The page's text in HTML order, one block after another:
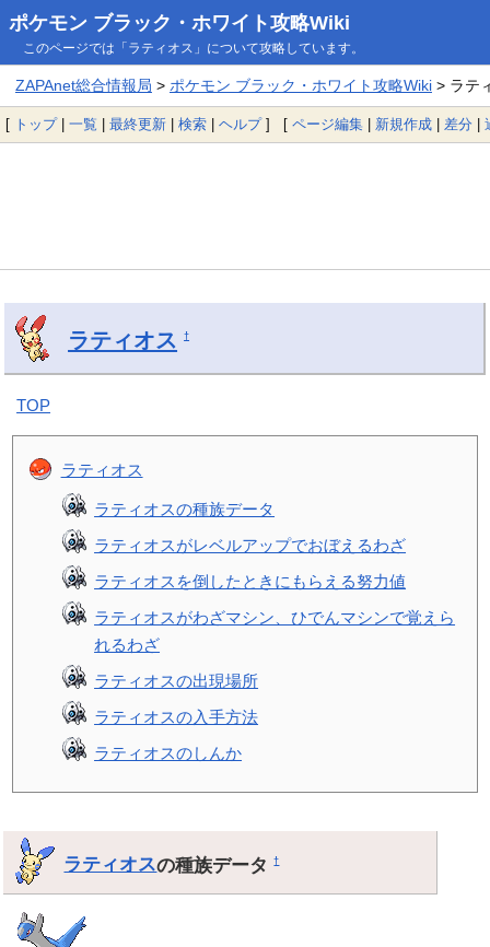
ポケモン ブラック・ホワイト攻略Wiki
このページでは「ラティオス」について攻略しています。
ZAPAnet総合情報局 > ポケモン ブラック・ホワイト攻略Wiki> ラテ
[ トップ| 一覧 | 最終更新 | 検索 | ヘルプ] [ ページ編集 | 新規作成 | 差分 |
ラティオス †
TOP
ラティオス
ラティオスの種族データ
ラティオスがレベルアップでおぼえるわざ
ラティオスを倒したときにもらえる努力値
ラティオスがわざマシン、ひでんマシンで覚えら
れるわざ
ラティオスの出現場所
ラティオスの入手方法
ラティオスのしんか
ラティオスの種族データ†